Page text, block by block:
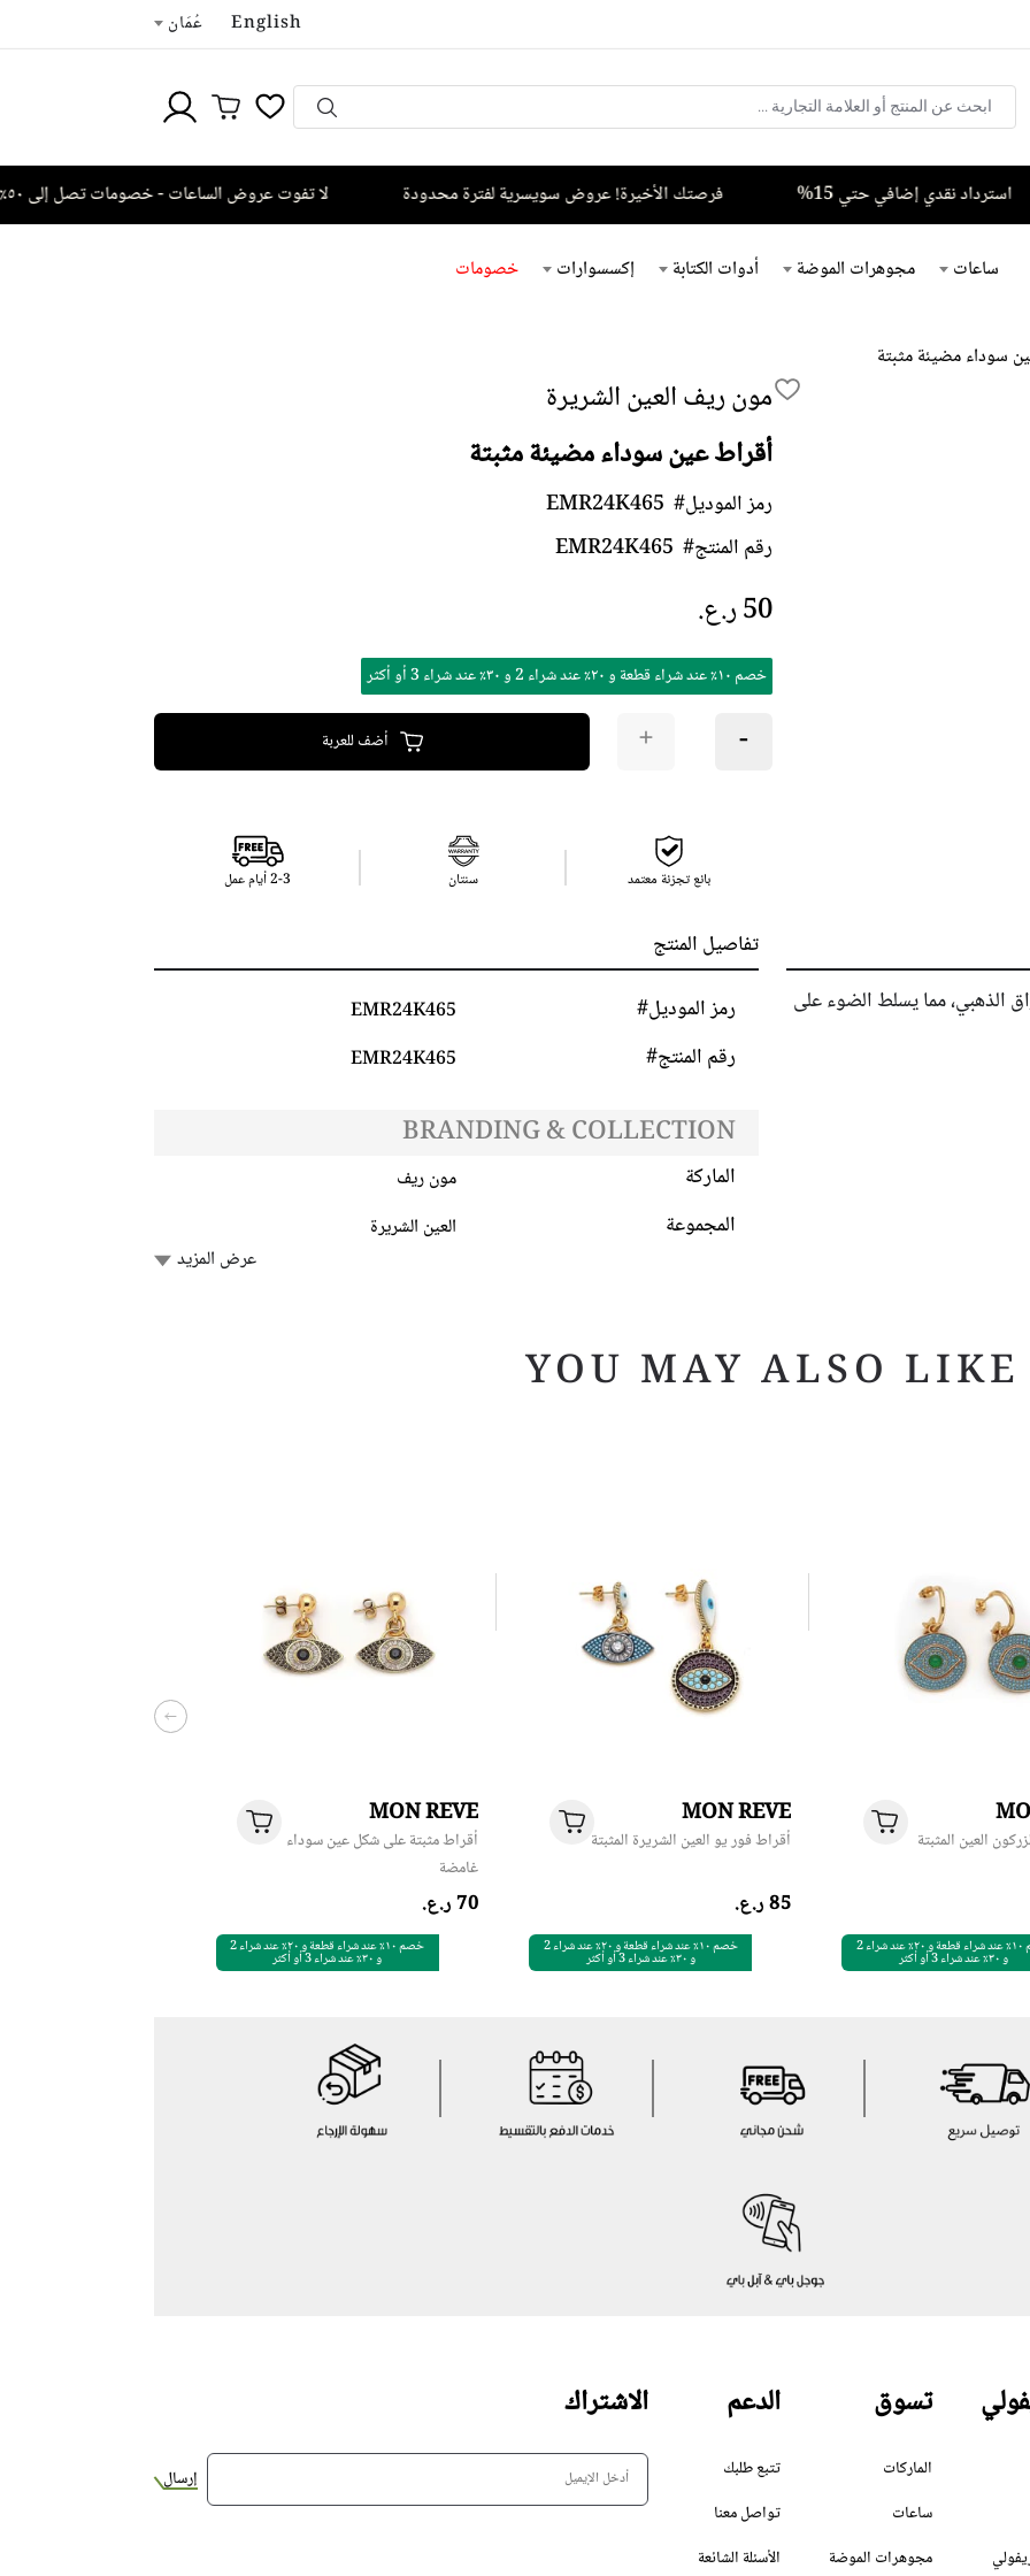
English عُمَان
استرداد نقدي إضافي حتي 15% فرصتك الأخيرة! عروض سويسرية لفترة محدودة لا تفوت عروض الساعات - خصومات تصل إلى ٥٠٪
ساعات مجوهرات الموضة أدوات الكتابة إكسسوارات خصومات
سوداء مضيئة مثبتة
مون ريف العين الشريرة
أقراط عين سوداء مضيئة مثبتة
رمز الموديل# EMR24K465
رقم المنتج# EMR24K465
خصم ١٠٪ عند شراء قطعة و ٢٠٪ عند شراء 2 و ٣٠٪ عند شراء 3 أو أكثر
−
+ أضف للعربة
بائع تجزئة معتمد سنتان 2-3 أيام عمل
الذهبي، مما يسلط الضوء على
تفاصيل المنتج
رمز الموديل#
EMR24K465
رقم المنتج# EMR24K465
BRANDING & COLLECTION
الماركة مون ريف
المجموعة
العين الشريرة
عرض المزيد
YOU MAY ALSO LIKE
MON REVE
أقراط مثبتة على شكل عين سوداء
غامضة
خصم ١٠٪ عند شراء قطعة و ٢٠٪ عند شراء 2
و ٣٠٪ عند شراء 3 أو أكثر
MON REVE
أقراط فور يو العين الشريرة المثبتة
خصم ١٠٪ عند شراء قطعة و ٢٠٪ عند شراء 2
و ٣٠٪ عند شراء 3 أو أكثر
العين المثبتة
خصم ١٠٪ عند شراء قطعة و ٢٠٪ عند شراء 2
و ٣٠٪ عند شراء 3 أو أكثر
تسوق
الماركات
ساعات
مجوهرات الموضة
الدعم
تتبع طلبك
تواصل معنا
الأسئلة الشائعة
الاشتراك
إرسال